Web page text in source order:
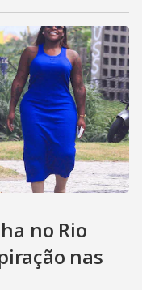
no Rio
nas